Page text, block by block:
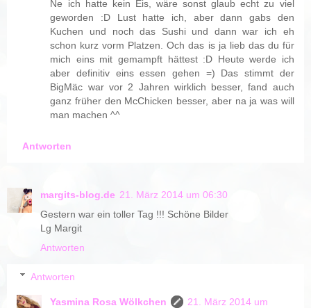
Ne ich hatte kein Eis, wäre sonst glaub echt zu viel
geworden :D Lust hatte ich, aber dann gabs den
Kuchen und noch das Sushi und dann war ich eh
schon kurz vorm Platzen. Och das is ja lieb das du für
mich eins mit gemampft hättest :D Heute werde ich
aber definitiv eins essen gehen =) Das stimmt der
BigMäc war vor 2 Jahren wirklich besser, fand auch
ganz früher den McChicken besser, aber na ja was will
man machen ^^
Antworten
margits-blog.de 21. März 2014 um 06:30
Gestern war ein toller Tag !!! Schöne Bilder
Lg Margit
Antworten
Antworten
Yasmina Rosa Wölkchen
21. März 2014 um